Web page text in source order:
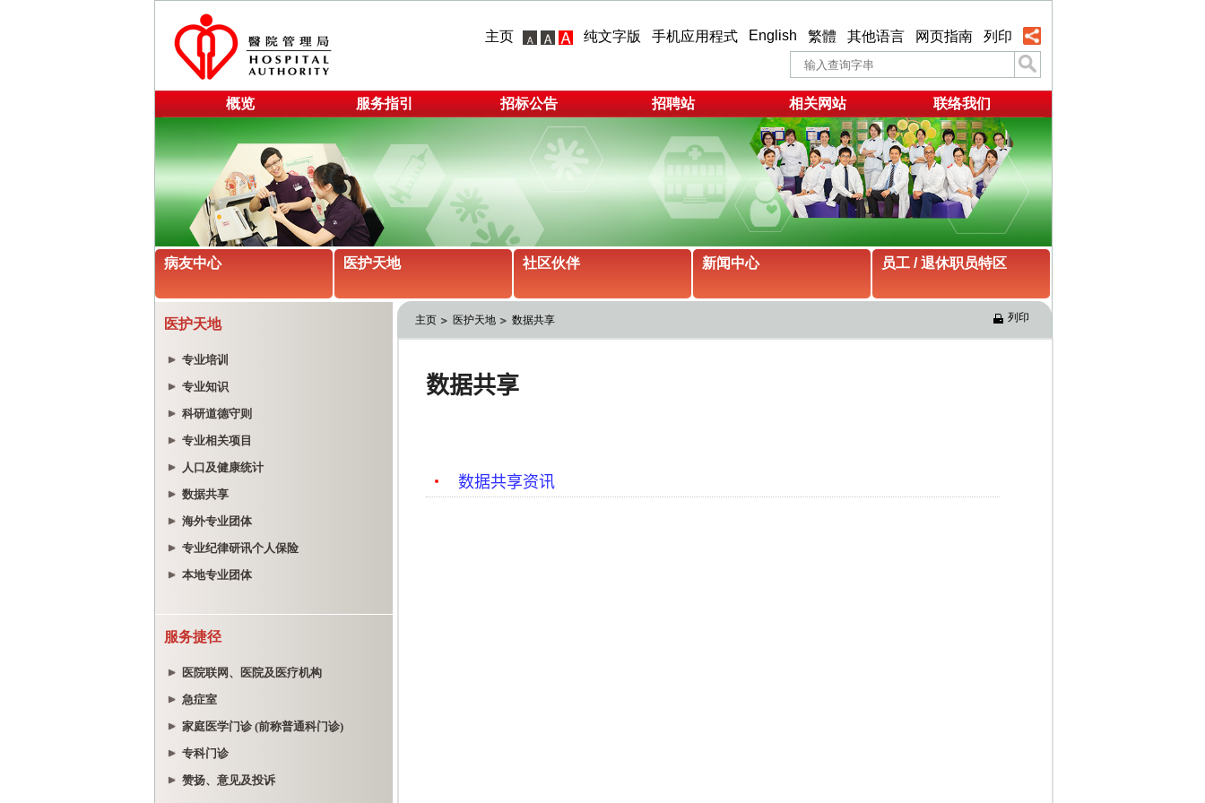
主页 纯文字版 手机应用程式 English 繁體 其他语言 网页指南 列印
概览 服务指引 招标公告 招聘站 相关网站 联络我们
病友中心 医护天地 社区伙伴 新闻中心 员工 / 退休职员特区
医护天地
专业培训
专业知识
科研道德守则
专业相关项目
人口及健康统计
数据共享
海外专业团体
专业纪律研讯个人保险
本地专业团体
服务捷径
医院联网、医院及医疗机构
急症室
家庭医学门诊 (前称普通科门诊)
专科门诊
赞扬、意见及投诉
主页 医护天地 数据共享 列印